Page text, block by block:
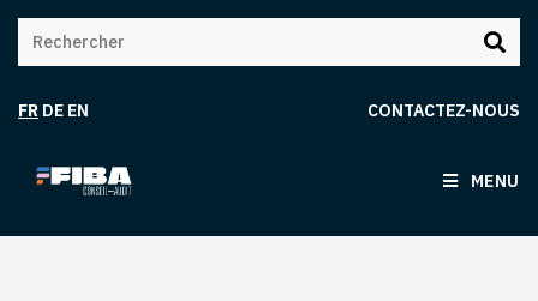
FR DE EN CONTACTEZ-NOUS
MENU